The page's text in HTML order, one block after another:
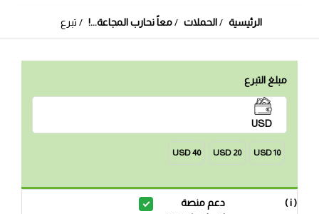
الرئيسية الحملات معاً نحارب المجاعة...! تبرع
مبلغ التبرع
USD
10 USD
20 USD
40 USD
دعم منصة
( i )